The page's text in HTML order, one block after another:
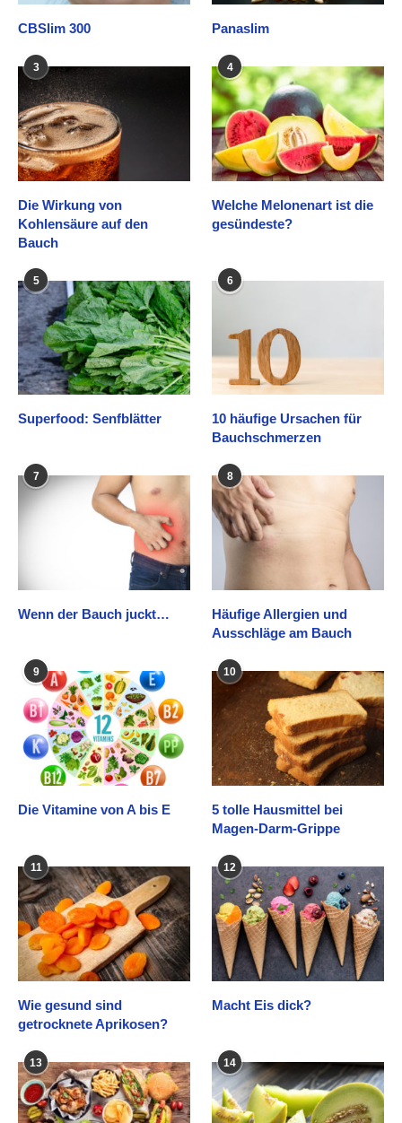
CBSlim 300 Panaslim
3
Die Wirkung von
Kohlensäure auf den
Bauch
4
Welche Melonenart ist die
gesündeste?
5
Superfood: Senfblätter
6
10 häufige Ursachen für
Bauchschmerzen
7
Wenn der Bauch juckt…
8
Häufige Allergien und
Ausschläge am Bauch
9
Die Vitamine von A bis E
10
5 tolle Hausmittel bei
Magen-Darm-Grippe
11
Wie gesund sind
getrocknete Aprikosen?
12
Macht Eis dick?
13 14